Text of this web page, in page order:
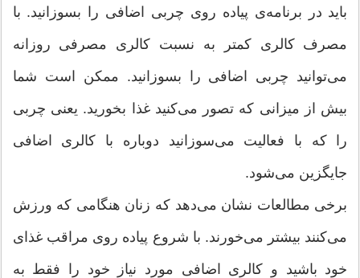
باید در برنامه‌ی پیاده روی چربی اضافی را بسوزانید. با
مصرف كالری كمتر به نسبت كالری مصرفی روزانه
می‌توانید چربی اضافی را بسوزانید. ممكن است شما
بیش از میزانی كه تصور می‌كنید غذا بخورید. یعنی چربی
را كه با فعالیت می‌سوزانید دوباره با كالری اضافی
جایگزین می‌شود.
برخی مطالعات نشان می‌دهد كه زنان هنگامی كه ورزش
می‌كنند بیشتر می‌خورند. با شروع پیاده روی مراقب غذای
خود باشید و كالری اضافی مورد نیاز خود را فقط به